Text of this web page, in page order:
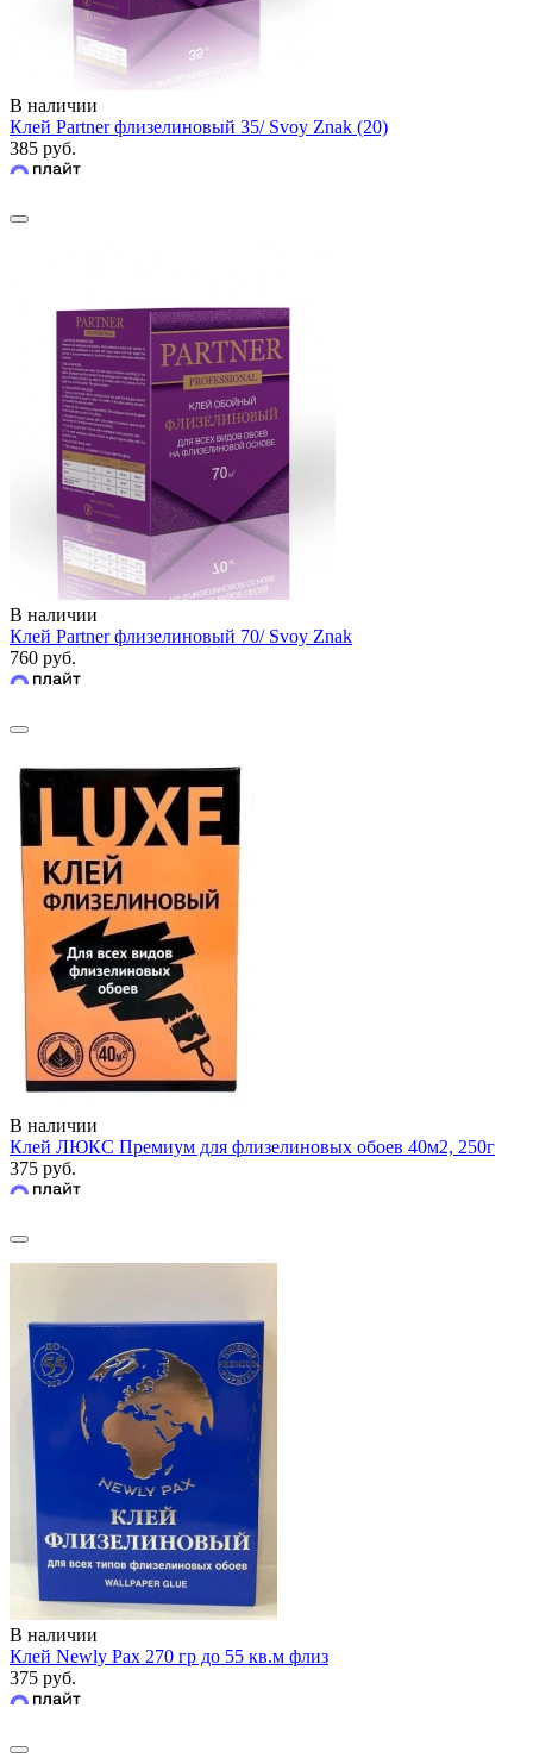
В наличии
Клей Partner флизелиновый 35/ Svoy Znak (20)
385 руб.
В наличии
Клей Partner флизелиновый 70/ Svoy Znak
760 руб.
В наличии
Клей ЛЮКС Премиум для флизелиновых обоев 40м2, 250г
375 руб.
В наличии
Клей Newly Pax 270 гр до 55 кв.м флиз
375 руб.